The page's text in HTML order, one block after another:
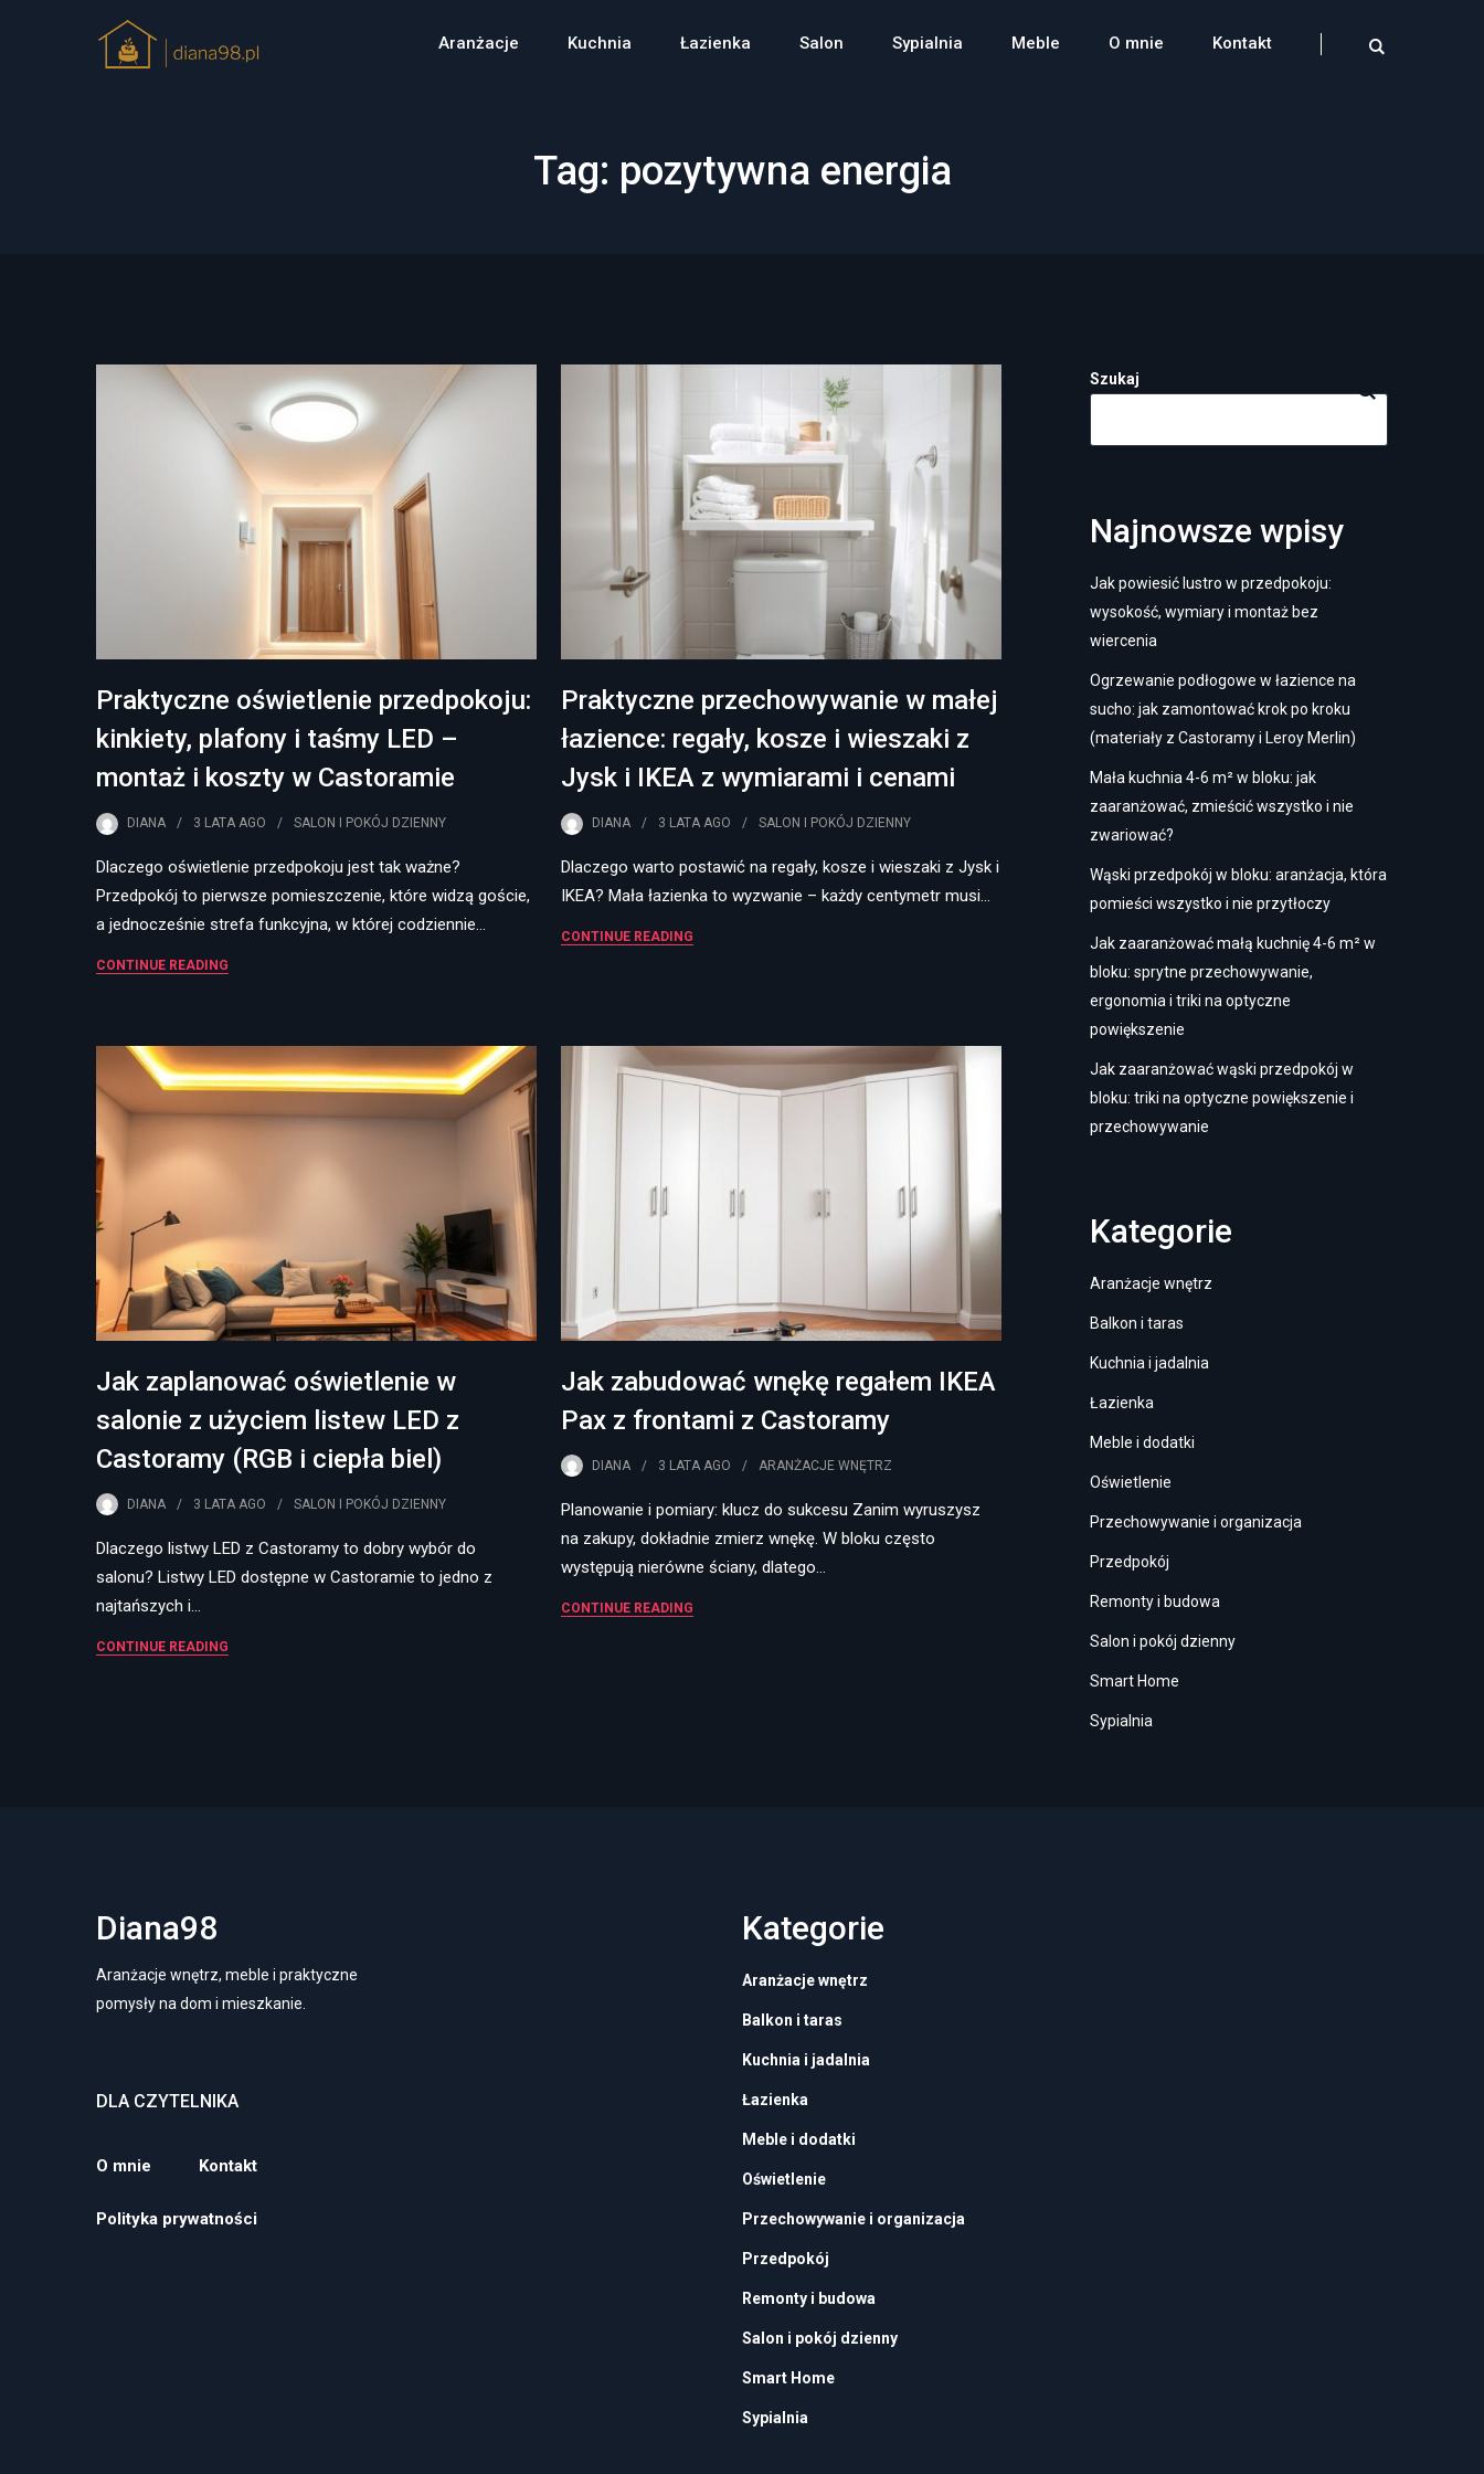
Aranżacje Kuchnia Łazienka Salon Sypialnia Meble O mnie Kontakt
Tag: pozytywna energia
Praktyczne oświetlenie przedpokoju:
kinkiety, plafony i taśmy LED –
montaż i koszty w Castoramie
DIANA 3 LATA AGO SALON I POKÓJ DZIENNY
Dlaczego oświetlenie przedpokoju jest tak ważne?
Przedpokój to pierwsze pomieszczenie, które widzą goście,
a jednocześnie strefa funkcyjna, w której codziennie…
CONTINUE READING
Praktyczne przechowywanie w małej
łazience: regały, kosze i wieszaki z
Jysk i IKEA z wymiarami i cenami
DIANA 3 LATAAGO SALON I POKÓJ DZIENNY
Dlaczego warto postawić na regały, kosze i wieszaki z Jysk i
IKEA? Mała łazienka to wyzwanie – każdy centymetr musi…
CONTINUE READING
Jak zaplanować oświetlenie w
salonie z użyciem listew LED z
Castoramy (RGB i ciepła biel)
DIANA 3 LATA AGO SALON I POKÓJ DZIENNY
Dlaczego listwy LED z Castoramy to dobry wybór do
salonu? Listwy LED dostępne w Castoramie to jedno z
najtańszych i…
CONTINUE READING
Jak zabudować wnękę regałem IKEA
Pax z frontami z Castoramy
DIANA 3 LATAAGO ARANŻACJE WNĘTRZ
Planowanie i pomiary: klucz do sukcesu Zanim wyruszysz
na zakupy, dokładnie zmierz wnękę. W bloku często
występują nierówne ściany, dlatego…
CONTINUE READING
Szukaj
Najnowsze wpisy
Jak powiesić lustro w przedpokoju:
wysokość, wymiary i montaż bez
wiercenia
Ogrzewanie podłogowe w łazience na
sucho: jak zamontować krok po kroku
(materiały z Castoramy i Leroy Merlin)
Mała kuchnia 4-6 m² w bloku: jak
zaaranżować, zmieścić wszystko i nie
zwariować?
Wąski przedpokój w bloku: aranżacja, która
pomieści wszystko i nie przytłoczy
Jak zaaranżować małą kuchnię 4-6 m² w
bloku: sprytne przechowywanie,
ergonomia i triki na optyczne
powiększenie
Jak zaaranżować wąski przedpokój w
bloku: triki na optyczne powiększenie i
przechowywanie
Kategorie
Aranżacje wnętrz
Balkon i taras
Kuchnia i jadalnia
Łazienka
Meble i dodatki
Oświetlenie
Przechowywanie i organizacja
Przedpokój
Remonty i budowa
Salon i pokój dzienny
Smart Home
Sypialnia
Diana98
Aranżacje wnętrz, meble i praktyczne
pomysły na dom i mieszkanie.
DLA CZYTELNIKA
O mnie Kontakt
Polityka prywatności
Kategorie
Aranżacje wnętrz
Balkon i taras
Kuchnia i jadalnia
Łazienka
Meble i dodatki
Oświetlenie
Przechowywanie i organizacja
Przedpokój
Remonty i budowa
Salon i pokój dzienny
Smart Home
Sypialnia